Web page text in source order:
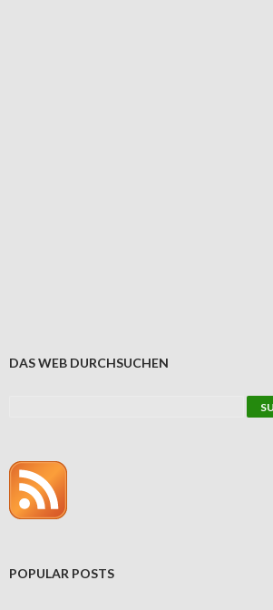
DAS WEB DURCHSUCHEN
POPULAR POSTS